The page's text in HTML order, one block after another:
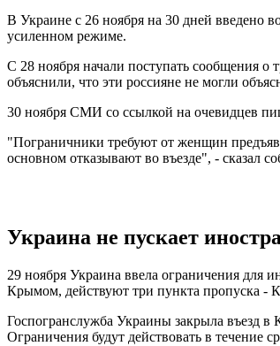
В Украине с 26 ноября на 30 дней введено
усиленном режиме.
С 28 ноября начали поступать сообщения
объяснили, что эти россияне не могли
30 ноября СМИ со ссылкой на очевидцев
"Пограничники требуют от женщин
основном отказывают во въезде", - сказал
Украина не пускает
29 ноября Украина ввела ограничения для
Крымом, действуют три пункта пропуска -
Госпогранслужба Украины закрыла въезд
Ограничения будут действовать в течение